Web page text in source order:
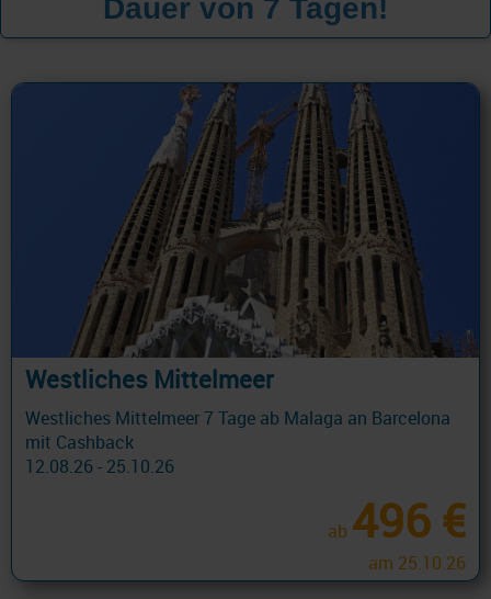
Dauer von 7 Tagen!
Westliches Mittelmeer
Westliches Mittelmeer 7 Tage ab Malaga an Barcelona
mit Cashback
12.08.26 - 25.10.26
ab 496 €
am 25.10.26